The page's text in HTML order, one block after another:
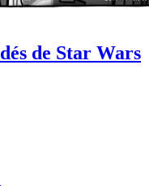
de Star Wars